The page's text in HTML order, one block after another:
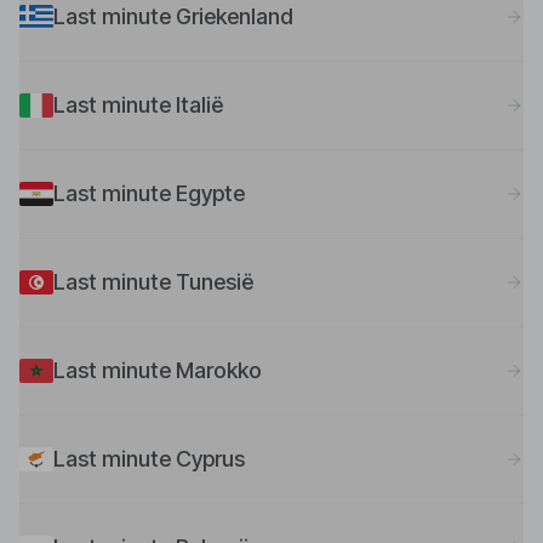
Last minute Griekenland
Last minute Italië
Last minute Egypte
Last minute Tunesië
Last minute Marokko
Last minute Cyprus